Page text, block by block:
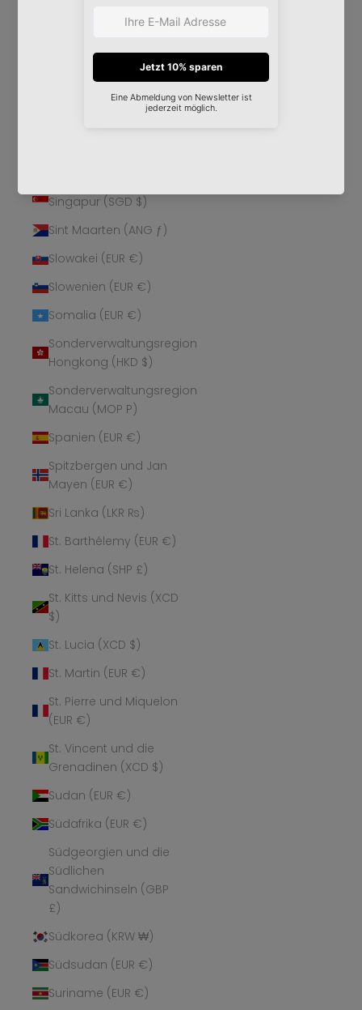
Schweiz (CHF CHF)
Senegal (XOF Fr)
Seychellen (EUR €)
Singapur (SGD $)
Sint Maarten (ANG ƒ)
Slowakei (EUR €)
Slowenien (EUR €)
Somalia (EUR €)
Sonderverwaltungsregion
Hongkong (HKD $)
Sonderverwaltungsregion
Macau (MOP P)
Spanien (EUR €)
Spitzbergen und Jan
Mayen (EUR €)
Sri Lanka (LKR ₨)
St. Barthélemy (EUR €)
St. Helena (SHP £)
St. Kitts und Nevis (XCD
$)
St. Lucia (XCD $)
St. Martin (EUR €)
St. Pierre und Miquelon
(EUR €)
St. Vincent und die
Grenadinen (XCD $)
Sudan (EUR €)
Südafrika (EUR €)
Südgeorgien und die
Südlichen
Sandwichinseln (GBP
£)
Südkorea (KRW ₩)
Südsudan (EUR €)
Suriname (EUR €)